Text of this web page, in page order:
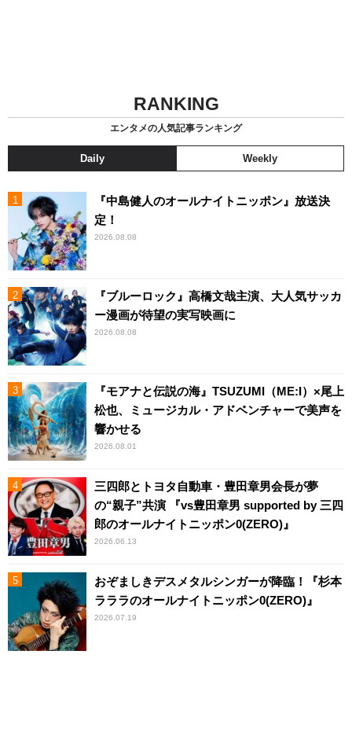
RANKING
エンタメの人気記事ランキング
Daily Weekly
『中島健人のオールナイトニッポン』放送決
定！
2026.08.08
『ブルーロック』高橋文哉主演、大人気サッカ
ー漫画が待望の実写映画に
2026.08.08
『モアナと伝説の海』TSUZUMI（ME:I）×尾上
松也、ミュージカル・アドベンチャーで美声を
響かせる
2026.08.01
三四郎とトヨタ自動車・豊田章男会長が夢
の“親子”共演 『vs豊田章男 supported by 三四
郎のオールナイトニッポン0(ZERO)』
2026.06.13
おぞましきデスメタルシンガーが降臨！『杉本
ラララのオールナイトニッポン0(ZERO)』
2026.07.19